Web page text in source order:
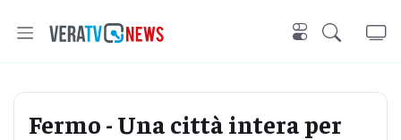
Fermo - Una città intera per